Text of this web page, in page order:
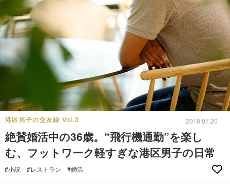
港区男子の交友録 Vol.3 2018.07.20
絶賛婚活中の36歳。“飛行機通勤”を楽し
む、フットワーク軽すぎな港区男子の日常
#小説 #レストラン #婚活